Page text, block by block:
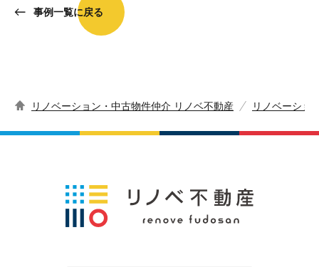
事例一覧に戻る
リノベーション・中古物件仲介 リノベ不動産 リノベーショ